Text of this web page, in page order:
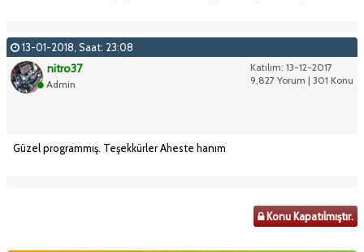
13-01-2018, Saat: 23:08
Katılım: 13-12-2017
9,827 Yorum | 301 Konu
nitro37
Admin
Güzel programmış. Teşekkürler Aheste hanım
Konu Kapatılmıştır.